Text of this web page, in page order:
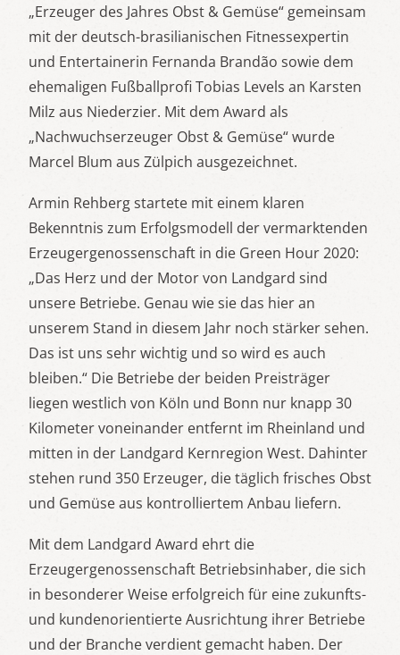
„Erzeuger des Jahres Obst & Gemüse“ gemeinsam
mit der deutsch-brasilianischen Fitnessexpertin
und Entertainerin Fernanda Brandão sowie dem
ehemaligen Fußballprofi Tobias Levels an Karsten
Milz aus Niederzier. Mit dem Award als
„Nachwuchserzeuger Obst & Gemüse“ wurde
Marcel Blum aus Zülpich ausgezeichnet.
Armin Rehberg startete mit einem klaren
Bekenntnis zum Erfolgsmodell der vermarktenden
Erzeugergenossenschaft in die Green Hour 2020:
„Das Herz und der Motor von Landgard sind
unsere Betriebe. Genau wie sie das hier an
unserem Stand in diesem Jahr noch stärker sehen.
Das ist uns sehr wichtig und so wird es auch
bleiben.“ Die Betriebe der beiden Preisträger
liegen westlich von Köln und Bonn nur knapp 30
Kilometer voneinander entfernt im Rheinland und
mitten in der Landgard Kernregion West. Dahinter
stehen rund 350 Erzeuger, die täglich frisches Obst
und Gemüse aus kontrolliertem Anbau liefern.
Mit dem Landgard Award ehrt die
Erzeugergenossenschaft Betriebsinhaber, die sich
in besonderer Weise erfolgreich für eine zukunfts-
und kundenorientierte Ausrichtung ihrer Betriebe
und der Branche verdient gemacht haben. Der